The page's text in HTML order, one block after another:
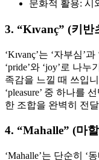
문화적 활용: 시
3. “Kıvanç” (키반
‘Kıvanç’는 ‘자부심’
‘pride’와 ‘joy’로 나
족감을 느낄 때 쓰입
‘pleasure’ 중 하나를
한 조합을 완벽히 전
4. “Mahalle” (마
‘Mahalle’는 단순히 ‘